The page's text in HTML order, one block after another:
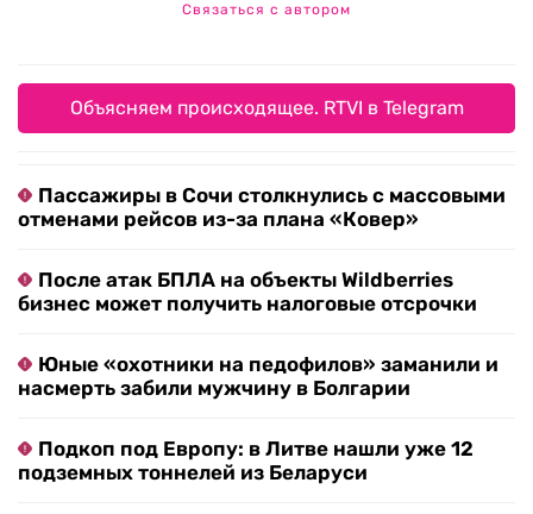
Связаться с автором
Объясняем происходящее. RTVI в Telegram
Пассажиры в Сочи столкнулись с массовыми
отменами рейсов из-за плана «Ковер»
После атак БПЛА на объекты Wildberries
бизнес может получить налоговые отсрочки
Юные «охотники на педофилов» заманили и
насмерть забили мужчину в Болгарии
Подкоп под Европу: в Литве нашли уже 12
подземных тоннелей из Беларуси